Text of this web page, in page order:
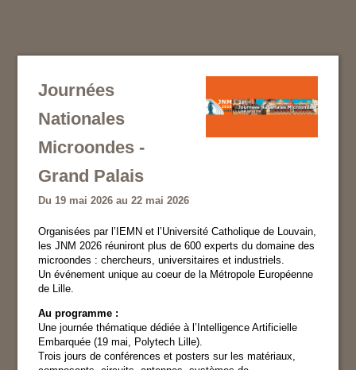
Journées
Nationales
Microondes -
Grand Palais
Du 19 mai 2026 au 22 mai 2026
Organisées par l’IEMN et l’Université Catholique de Louvain,
les JNM 2026 réuniront plus de 600 experts du domaine des
microondes : chercheurs, universitaires et industriels.
Un événement unique au coeur de la Métropole Européenne
de Lille.
Au programme :
Une journée thématique dédiée à l’Intelligence Artificielle
Embarquée (19 mai, Polytech Lille).
Trois jours de conférences et posters sur les matériaux,